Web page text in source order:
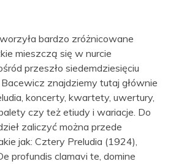
bardzo zróżnicowane
mieszczą się w nurcie
przeszło siedemdziesięciu
znajdziemy tutaj głównie
koncerty, kwartety, uwertury,
czy też etiudy i wariacje. Do
zaliczyć można przede
jak: Cztery Preludia (1924),
profundis clamavi te, domine